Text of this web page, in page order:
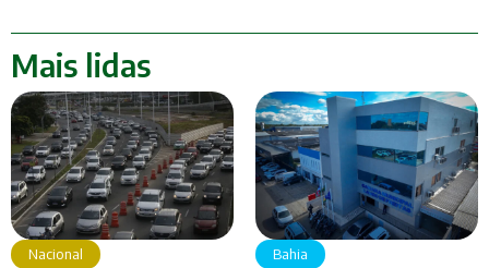
Mais lidas
Nacional Bahia